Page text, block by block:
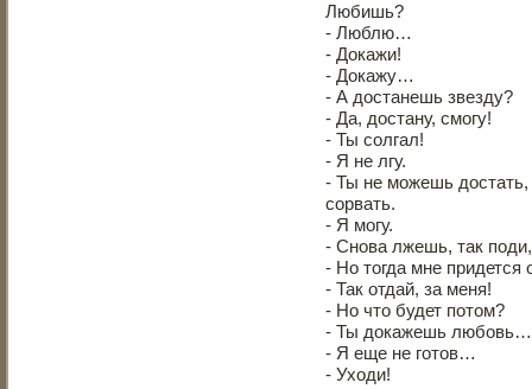
Любишь?
- Люблю…
- Докажи!
- Докажу…
- А достанешь звезду?
- Да, достану, смогу!
- Ты солгал!
- Я не лгу.
- Ты не можешь достать,
сорвать.
- Я могу.
- Снова лжешь, так
- Но тогда мне придется
- Так отдай, за меня!
- Но что будет потом?
- Ты докажешь любовь…
- Я еще не готов…
- Уходи!